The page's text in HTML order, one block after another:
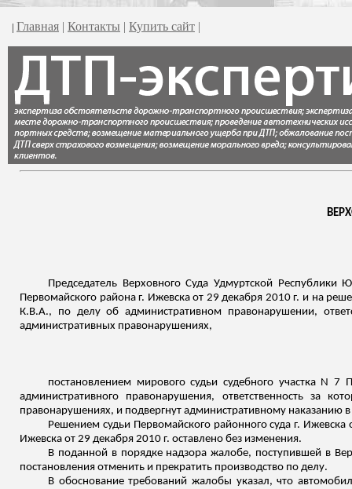
| Главная | Контакты | Купить сайт |
Председатель Верховного Суда Удмуртской
Первомайского района г. Ижевска от 29 декабря 2010 г. и на
К.В.А., по делу об административном правонарушении,
административных правонарушениях,
постановлением мирового судьи судебного участка N
административного правонарушения, ответственность за
правонарушениях, и подвергнут административному наказанию
Решением судьи Первомайского районного суда г. Ижевска
Ижевска от 29 декабря 2010 г. оставлено без изменения.
В поданной в порядке надзора жалобе, поступившей в
постановления отменить и прекратить производство по делу.
В обоснование требований жалобы указал, что